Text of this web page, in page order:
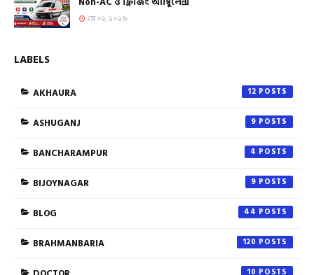
মে ০২, ২০২৬
LABELS
AKHAURA 12
ASHUGANJ 9
BANCHARAMPUR 4
BIJOYNAGAR 9
BLOG 44
BRAHMANBARIA 120